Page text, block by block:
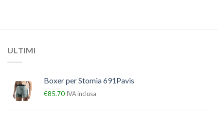
ULTIMI
Boxer per Stomia 691Pavis
€85.70 IVA inclusa